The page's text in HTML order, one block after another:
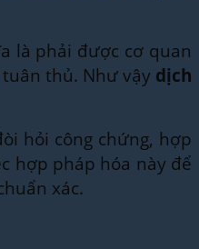
là phải được cơ quan
thủ. Như vậy dịch
hỏi công chứng, hợp
hợp pháp hóa này để
xác.